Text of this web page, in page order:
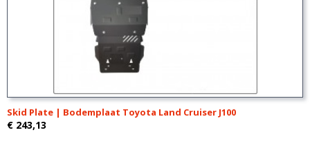
Skid Plate | Bodemplaat Toyota Land Cruiser J100
€ 243,13